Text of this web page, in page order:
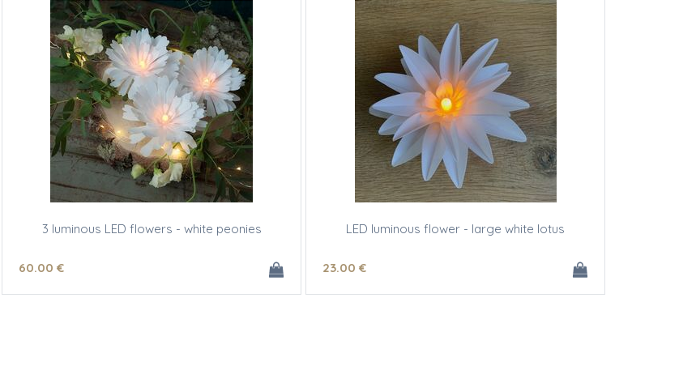
3 luminous LED flowers - white peonies
60.00 €
LED luminous flower - large white lotus
23.00 €